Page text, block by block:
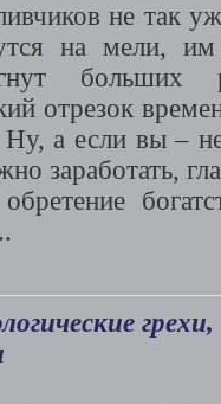
не так
на мели,
больших
отрезок
а если вы –
заработать,